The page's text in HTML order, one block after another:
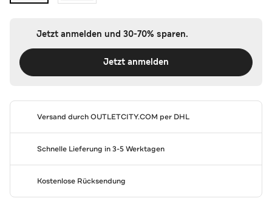
Jetzt anmelden und 30-70% sparen.
Jetzt anmelden
Versand durchOUTLETCITY.COM per DHL
Schnelle Lieferung in 3-5 Werktagen
Kostenlose Rücksendung